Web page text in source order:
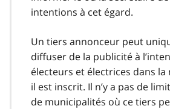
intentions à cet égard.
Un tiers annonceur peut
diffuser de la publicité à
électeurs et électrices dans
il est inscrit. Il n’y a pas de
de municipalités où ce tiers